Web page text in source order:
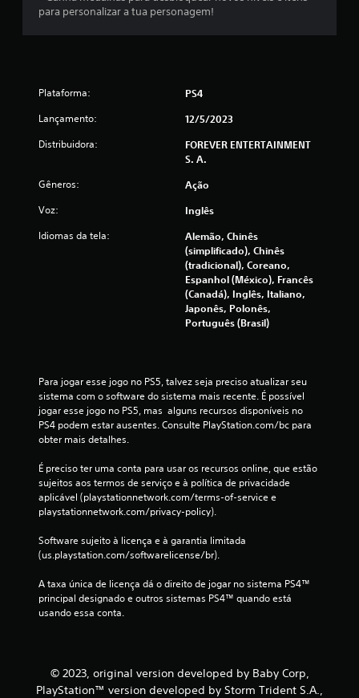
s
para personalizar a tua personagem!
Plataforma: PS4
Lançamento: 12/5/2023
Distribuidora:
FOREVER ENTERTAINMENT
S. A.
Gêneros: Ação
Voz: Inglês
Idiomas da tela:
Alemão, Chinês
(simplificado), Chinês
(tradicional), Coreano,
Espanhol (México), Francês
(Canadá), Inglês, Italiano,
Japonês, Polonês,
Português (Brasil)
Para jogar esse jogo no PS5, talvez seja preciso atualizar seu
sistema com o software do sistema mais recente. É possível
jogar esse jogo no PS5, mas  alguns recursos disponíveis no
PS4 podem estar ausentes. Consulte PlayStation.com/bc para
obter mais detalhes.
É preciso ter uma conta para usar os recursos online, que estão
sujeitos aos termos de serviço e à política de privacidade
aplicável (playstationnetwork.com/terms-of-service e
playstationnetwork.com/privacy-policy).
Software sujeito à licença e à garantia limitada
(us.playstation.com/softwarelicense/br).
A taxa única de licença dá o direito de jogar no sistema PS4™
principal designado e outros sistemas PS4™ quando está
usando essa conta.
© 2023, original version developed by Baby Corp,
PlayStation™ version developed by Storm Trident S.A.,